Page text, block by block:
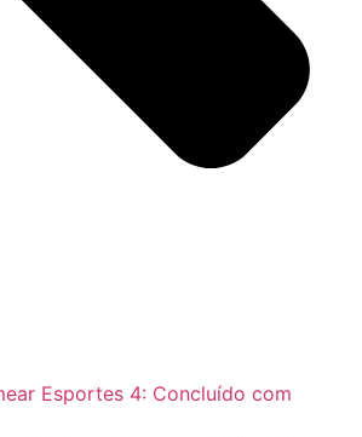
Esportes 4: Concluído com